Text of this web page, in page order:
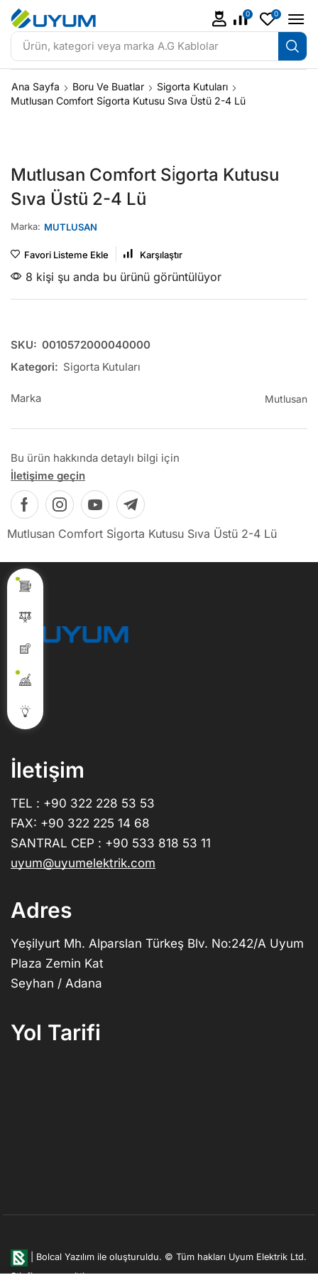
Ürün, kategori veya marka A.G Kablolar
0 0
Ana Sayfa Boru Ve Buatlar
Sigorta Kutuları
Mutlusan Comfort Si̇gorta Kutusu Sıva Üstü 2-4 Lü
Mutlusan Comfort Si̇gorta Kutusu
Sıva Üstü 2-4 Lü
Marka: MUTLUSAN
Favori Listeme Ekle Karşılaştır
8 kişi şu anda bu ürünü görüntülüyor
SKU: 0010572000040000
Kategori: Sigorta Kutuları
Marka Mutlusan
Bu ürün hakkında detaylı bilgi için
İletişime geçin
Mutlusan Comfort Si̇gorta Kutusu Sıva Üstü 2-4 Lü
İletişim
TEL : +90 322 228 53 53
FAX: +90 322 225 14 68
SANTRAL CEP : +90 533 818 53 11
uyum@uyumelektrik.com
Adres
Yeşilyurt Mh. Alparslan Türkeş Blv. No:242/A Uyum
Plaza Zemin Kat
Seyhan / Adana
Yol Tarifi
Bolcal Yazılım ile oluşturuldu. © Tüm hakları Uyum Elektrik Ltd.